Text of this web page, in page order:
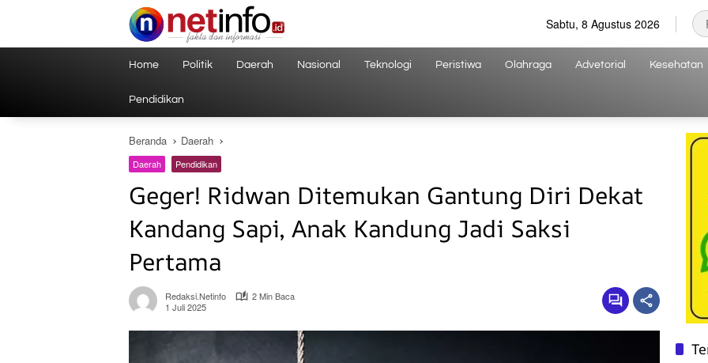
Sabtu, 8 Agustus 2026
Home Politik Daerah Nasional Teknologi Peristiwa Olahraga Advetorial Kesehatan
Pendidikan
Beranda Daerah
Daerah Pendidikan
Geger! Ridwan Ditemukan Gantung Diri Dekat
Kandang Sapi, Anak Kandung Jadi Saksi
Pertama
Redaksi.netinfo
2 Min Baca
1 Juli 2025